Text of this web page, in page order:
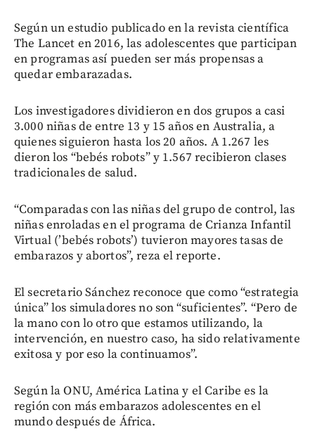
Según un estudio publicado en la revista científica
The Lancet en 2016, las adolescentes que participan
en programas así pueden ser más propensas a
quedar embarazadas.
Los investigadores dividieron en dos grupos a casi
3.000 niñas de entre 13 y 15 años en Australia, a
quienes siguieron hasta los 20 años. A 1.267 les
dieron los “bebés robots” y 1.567 recibieron clases
tradicionales de salud.
“Comparadas con las niñas del grupo de control, las
niñas enroladas en el programa de Crianza Infantil
Virtual (’bebés robots’) tuvieron mayores tasas de
embarazos y abortos”, reza el reporte.
El secretario Sánchez reconoce que como “estrategia
única” los simuladores no son “suficientes”. “Pero de
la mano con lo otro que estamos utilizando, la
intervención, en nuestro caso, ha sido relativamente
exitosa y por eso la continuamos”.
Según la ONU, América Latina y el Caribe es la
región con más embarazos adolescentes en el
mundo después de África.